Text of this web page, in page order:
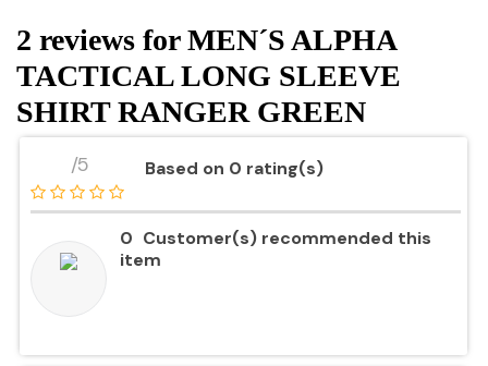
2 reviews forMEN´S ALPHA
TACTICAL LONG SLEEVE
SHIRT RANGER GREEN
/5 Based on 0 rating(s)
0 Customer(s) recommended this
item